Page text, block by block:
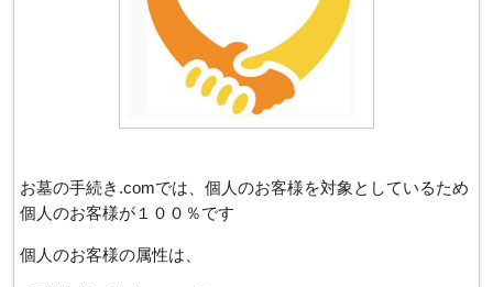
お墓の手続き.comでは、個人のお客様を対象としているため
個人のお客様が１００％です
個人のお客様の属性は、